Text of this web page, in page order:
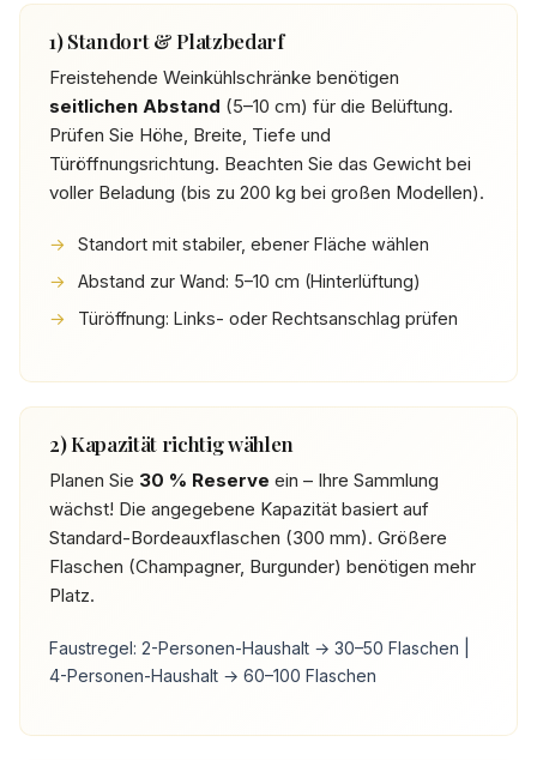
1) Standort & Platzbedarf
Freistehende Weinkühlschränke benötigen
seitlichen Abstand (5–10 cm) für die Belüftung.
Prüfen Sie Höhe, Breite, Tiefe und
Türöffnungsrichtung. Beachten Sie das Gewicht bei
voller Beladung (bis zu 200 kg bei großen Modellen).
Standort mit stabiler, ebener Fläche wählen
Abstand zur Wand: 5–10 cm (Hinterlüftung)
Türöffnung: Links- oder Rechtsanschlag prüfen
2) Kapazität richtig wählen
Planen Sie 30 % Reserve ein – Ihre Sammlung
wächst! Die angegebene Kapazität basiert auf
Standard-Bordeauxflaschen (300 mm). Größere
Flaschen (Champagner, Burgunder) benötigen mehr
Platz.
Faustregel: 2-Personen-Haushalt → 30–50 Flaschen |
4-Personen-Haushalt → 60–100 Flaschen